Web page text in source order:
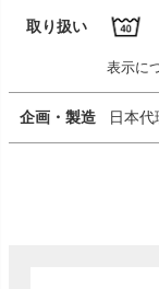
取り扱い
表示に
企画・製造 日本代